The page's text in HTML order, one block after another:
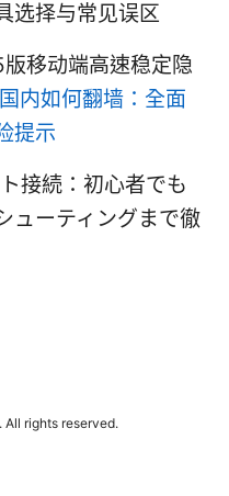
选择与常见误区
移动端高速稳定隐
内如何翻墙：全面
提示
接続：初心者でも
ューティングまで徹
rights reserved.